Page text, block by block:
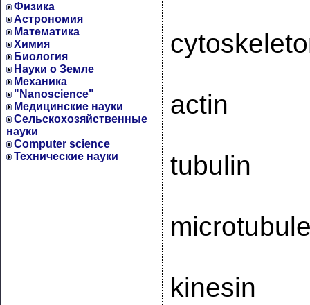
Физика
Астрономия
Математика
Химия
Биология
Науки о Земле
Механика
"Nanoscience"
Медицинские науки
Сельскохозяйственные
науки
Computer science
Технические науки
actin
tubulin
kinesin